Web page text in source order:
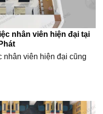
nhân viên hiện đại tại
nhân viên hiện đại cũng